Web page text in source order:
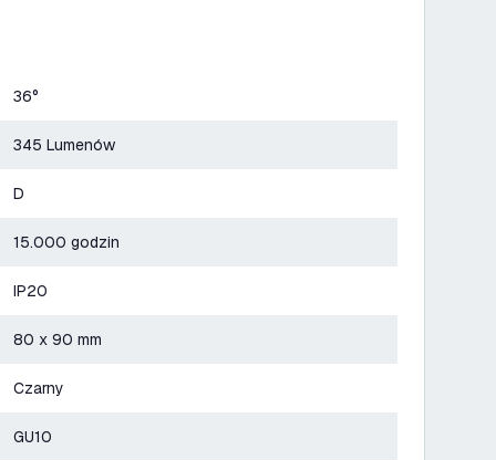
36°
345 Lumenów
D
15.000 godzin
IP20
80 x 90 mm
Czarny
GU10